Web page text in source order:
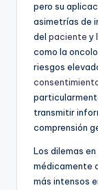
pero su
asimetrías de
del paciente y
como la
riesgos
transmitir
comprensión
Los dilemas
médicamente
más intensos